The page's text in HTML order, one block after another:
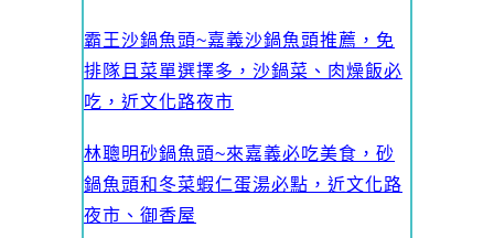
霸王沙鍋魚頭~嘉義沙鍋魚頭推薦，免
排隊且菜單選擇多，沙鍋菜、肉燥飯必
吃，近文化路夜市
林聰明砂鍋魚頭~來嘉義必吃美食，砂
鍋魚頭和冬菜蝦仁蛋湯必點，近文化路
夜市、御香屋